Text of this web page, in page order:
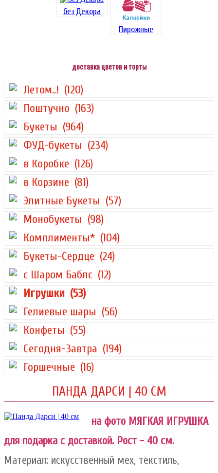
без Декора
Пирожные
доставка цветов и торты
Летом..! (120)
Поштучно (163)
Букеты (964)
ФУД-букеты (234)
в Коробке (126)
в Корзине (81)
Элитные Букеты (57)
Монобукеты (98)
Комплименты* (104)
Букеты-Сердце (24)
с Шаром Баблс (12)
Игрушки (53)
Гелиевые шары (56)
Конфеты (55)
Сегодня-Завтра (194)
Горшечные (16)
ПАНДА ДАРСИ | 40 СМ
на фото МЯГКАЯ ИГРУШКА
для подарка с доставкой. Рост - 40 см.
Материал: искусственный мех, текстиль,